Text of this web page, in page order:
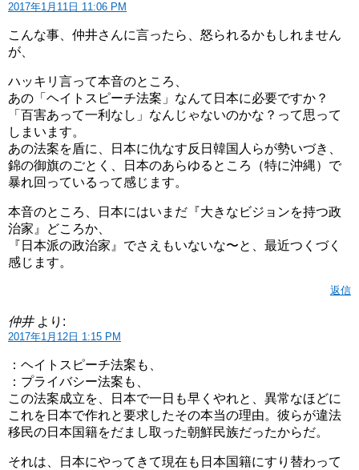
2017年1月11日 11:06 PM
こんな事、仲井さんに言ったら、怒られるかもしれません
が、
ハッキリ言って本音のところ、
あの「ヘイトスピーチ法案」なんて日本に必要ですか？
「百害あって一利なし」なんじゃないのかな？って思って
しまいます。
あの法案を盾に、日本に仇なす反日韓国人らが勢いづき、
錦の御旗のごとく、日本のあらゆるところ（特に沖縄）で
暴れ回っているって感じます。
本音のところ、日本にはいまだ『大きなビジョンを持つ政
治家』どころか、
『日本派の政治家』でさえもいないな〜と、最近つくづく
感じます。
返信
仲井 より:
2017年1月12日 1:15 PM
：ヘイトスピーチ法案も、
：プライバシー法案も、
この法案成立を、日本で一日も早くやれと、異常なほどに
これを日本で作れと要求したその本当の理由。彼らが違法
移民の日本国籍をだまし取った朝鮮民族だったからだ。
それは、日本にやってきて現在も日本国籍にすり替わって